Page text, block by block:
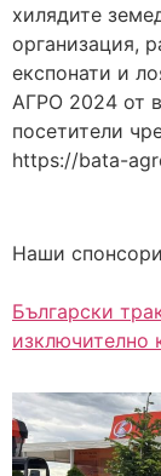
хилядите
организация,
експонати и
АГРО 2024 от
посетители
https://bata-
Наши
Български
изключително